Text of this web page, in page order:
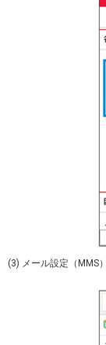
(3) メール設定（MMS